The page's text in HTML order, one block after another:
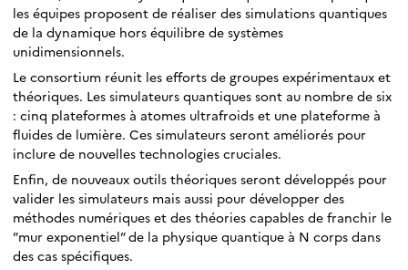
les équipes proposent de réaliser des simulations quantiques
de la dynamique hors équilibre de systèmes
unidimensionnels.
Le consortium réunit les efforts de groupes expérimentaux et
théoriques. Les simulateurs quantiques sont au nombre de six
: cinq plateformes à atomes ultrafroids et une plateforme à
fluides de lumière. Ces simulateurs seront améliorés pour
inclure de nouvelles technologies cruciales.
Enfin, de nouveaux outils théoriques seront développés pour
valider les simulateurs mais aussi pour développer des
méthodes numériques et des théories capables de franchir le
”mur exponentiel” de la physique quantique à N corps dans
des cas spécifiques.